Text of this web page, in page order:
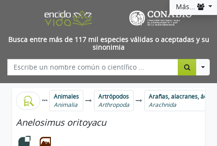
Más...
Busca entre más de 117 mil especies válidas o aceptadas y su
sinonimia
Animales
Animalia
Artrópodos
Arthropoda
Arañas, alacranes,
Arachnida
Anelosimus oritoyacu